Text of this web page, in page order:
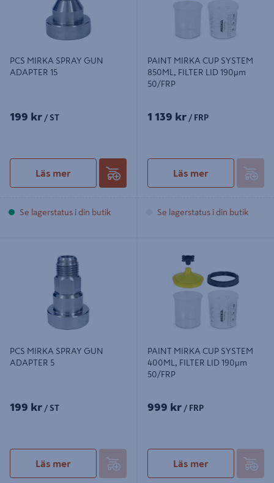
PCS MIRKA SPRAY GUN
ADAPTER 15
199 kr / ST
Läs mer
Se lagerstatus i din butik
PAINT MIRKA CUP SYSTEM
850ML, FILTER LID 190µm
50/FRP
1 139 kr / FRP
Läs mer
Se lagerstatus i din butik
PCS MIRKA SPRAY GUN
ADAPTER 5
199 kr / ST
Läs mer
400ML, FILTER LID 190µm 50/FRP
PAINT MIRKA CUP SYSTEM
400ML, FILTER LID 190µm
50/FRP
999 kr / FRP
Läs mer